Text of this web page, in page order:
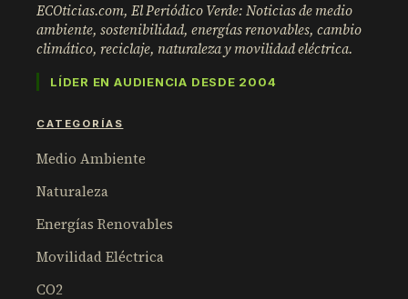
ECOticias.com, El Periódico Verde: Noticias de medio
ambiente, sostenibilidad, energías renovables, cambio
climático, reciclaje, naturaleza y movilidad eléctrica.
LÍDER EN AUDIENCIA DESDE 2004
CATEGORÍAS
Medio Ambiente
Naturaleza
Energías Renovables
Movilidad Eléctrica
CO2